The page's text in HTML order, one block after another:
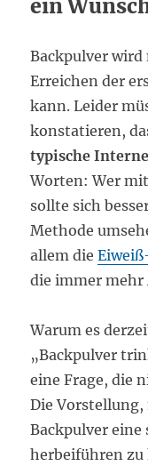
ein
Backpulver wird
Erreichen der
kann. Leider
konstatieren,
typische
Worten: Wer
sollte sich
Methode
allem die
die immer
Warum es
„Backpulver
eine Frage, die
Die
Backpulver
herbeiführen